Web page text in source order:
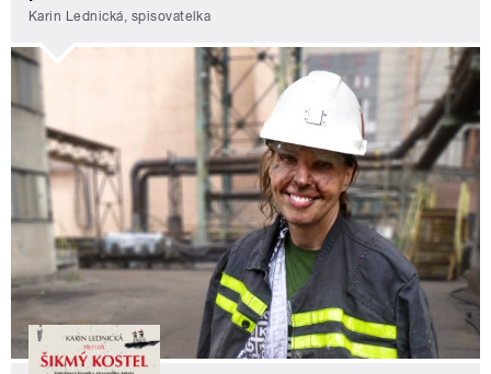
Karin Lednická, spisovatelka